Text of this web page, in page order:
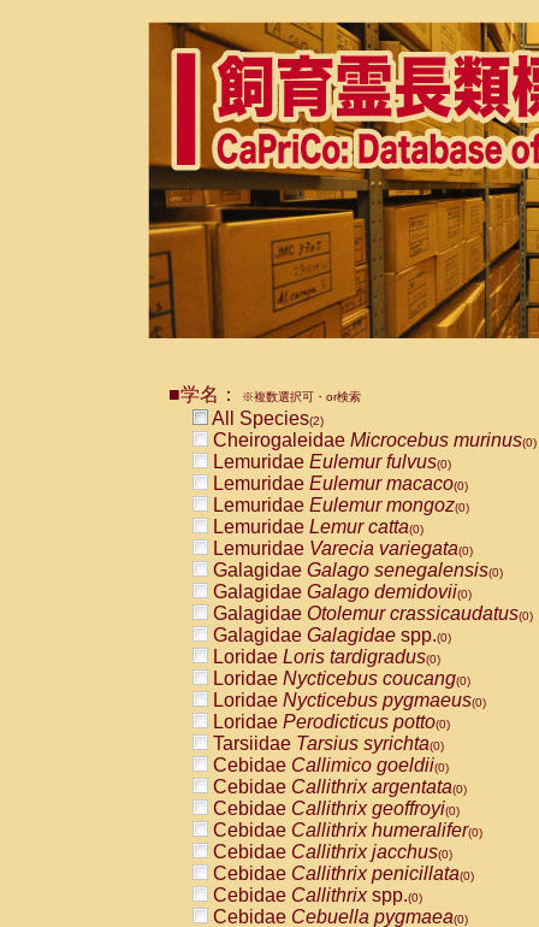
■学名： ※複数選択可・or検索
All Species(2)
Cheirogaleidae Microcebus murinus(0)
Lemuridae Eulemur fulvus(0)
Lemuridae Eulemur macaco(0)
Lemuridae Eulemur mongoz(0)
Lemuridae Lemur catta(0)
Lemuridae Varecia variegata(0)
Galagidae Galago senegalensis(0)
Galagidae Galago demidovii(0)
Galagidae Otolemur crassicaudatus(0)
Galagidae Galagidae spp.(0)
Loridae Loris tardigradus(0)
Loridae Nycticebus coucang(0)
Loridae Nycticebus pygmaeus(0)
Loridae Perodicticus potto(0)
Tarsiidae Tarsius syrichta(0)
Cebidae Callimico goeldii(0)
Cebidae Callithrix argentata(0)
Cebidae Callithrix geoffroyi(0)
Cebidae Callithrix humeralifer(0)
Cebidae Callithrix jacchus(0)
Cebidae Callithrix penicillata(0)
Cebidae Callithrixspp.(0)
Cebidae Cebuella pygmaea(0)